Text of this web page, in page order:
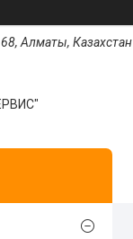
Алматы, Казахстан